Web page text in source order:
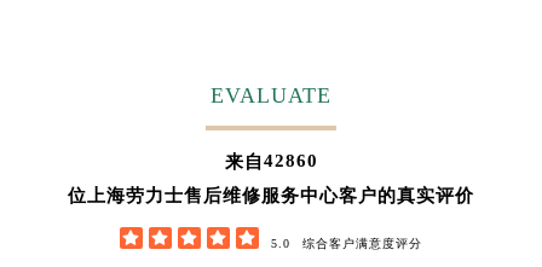
EVALUATE
来自42860
位上海劳力士售后维修服务中心客户的真实评价
     5.0 综合客户满意度评分